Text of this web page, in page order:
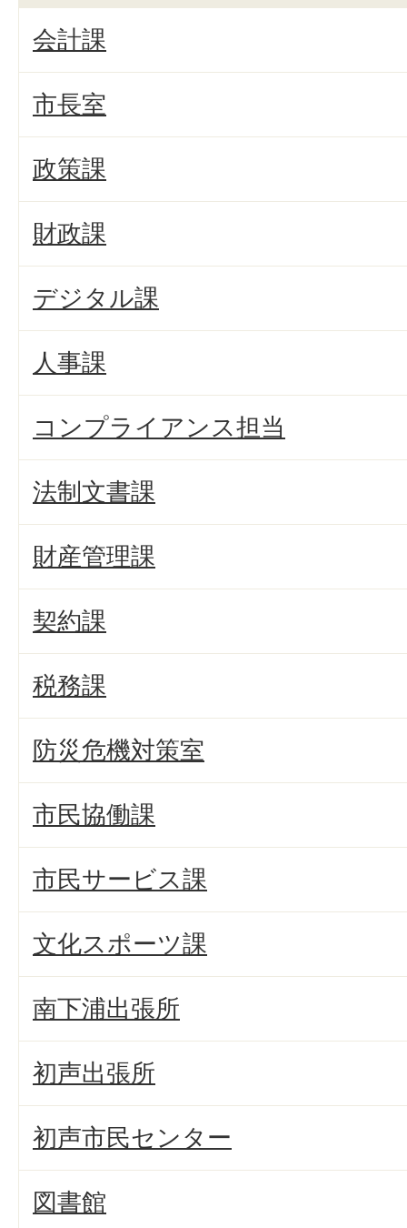
会計課
市長室
政策課
財政課
デジタル課
人事課
コンプライアンス担当
法制文書課
財産管理課
契約課
税務課
防災危機対策室
市民協働課
市民サービス課
文化スポーツ課
南下浦出張所
初声出張所
初声市民センター
図書館